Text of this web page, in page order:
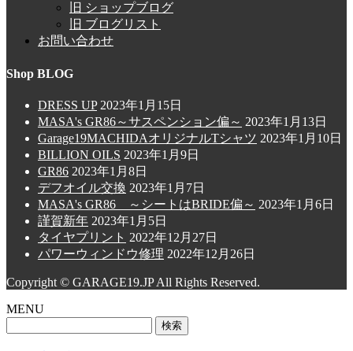
旧 ショップブログ
旧 ブログリスト
お問い合わせ
Shop BLOG
DRESS UP 2023年1月15日
MASA's GR86～サスペンション偏～ 2023年1月13日
Garage19MACHIDAオリジナルTシャツ 2023年1月10日
BILLION OILS 2023年1月9日
GR86 2023年1月8日
デフオイル交換 2023年1月7日
MASA's GR86 ～シートはBRIDE偏～ 2023年1月6日
謹賀新年 2023年1月5日
タイヤプリント 2022年12月27日
パワーウィンドウ修理 2022年12月26日
Copyright © GARAGE19.JP All Rights Reserved.
MENU